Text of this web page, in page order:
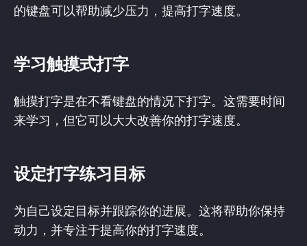
的键盘可以帮助减少压力，提高打字速度。
学习触摸式打字
触摸打字是在不看键盘的情况下打字。这需要时间
来学习，但它可以大大改善你的打字速度。
设定打字练习目标
为自己设定目标并跟踪你的进展。这将帮助你保持
动力，并专注于提高你的打字速度。